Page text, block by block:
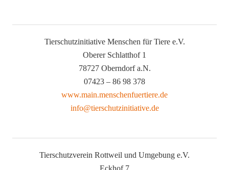
Tierschutzinitiative Menschen für Tiere e.V.
Oberer Schlatthof 1
78727 Oberndorf a.N.
07423 – 86 98 378
www.main.menschenfuertiere.de
info@tierschutzinitiative.de
Tierschutzverein Rottweil und Umgebung e.V.
Eckhof 7